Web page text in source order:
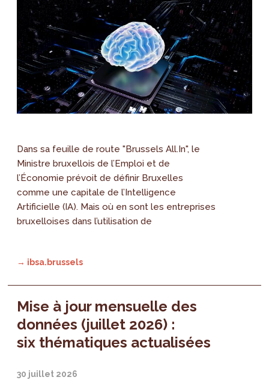
Dans sa feuille de route "Brussels All.In", le
Ministre bruxellois de l’Emploi et de
l’Économie prévoit de définir Bruxelles
comme une capitale de l’Intelligence
Artificielle (IA). Mais où en sont les entreprises
bruxelloises dans l’utilisation de
→ ibsa.brussels
Mise à jour mensuelle des
données (juillet 2026) :
six thématiques actualisées
30 juillet 2026